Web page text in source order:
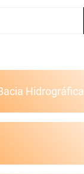
Hidrográfica